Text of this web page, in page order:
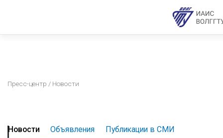
Пресс-центр / Новости
Новости Объявления
Публикации в СМИ